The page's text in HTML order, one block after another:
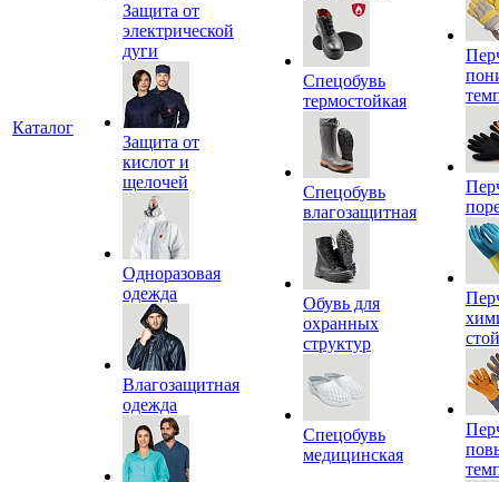
Каталог
Защита от
электрической
дуги
Защита от
кислот и
щелочей
Одноразовая
одежда
Влагозащитная
одежда
Спецобувь
термостойкая
Спецобувь
влагозащитная
Обувь для
охранных
структур
Спецобувь
медицинская